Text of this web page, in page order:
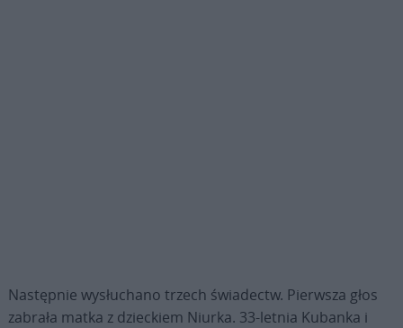
Następnie wysłuchano trzech świadectw. Pierwsza głos
zabrała matka z dzieckiem Niurka. 33-letnia Kubanka i